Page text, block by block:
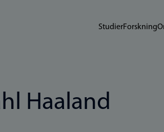
StudierForskning
Haaland